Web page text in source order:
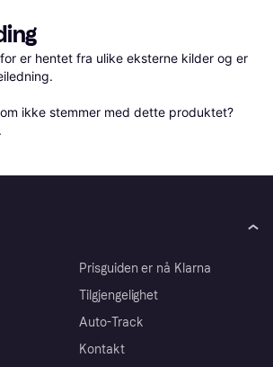
er hentet fra ulike eksterne kilder og er
ikke stemmer med dette produktet?
.
Prisguiden er nå Klarna
Tilgjengelighet
Auto-Track
Kontakt